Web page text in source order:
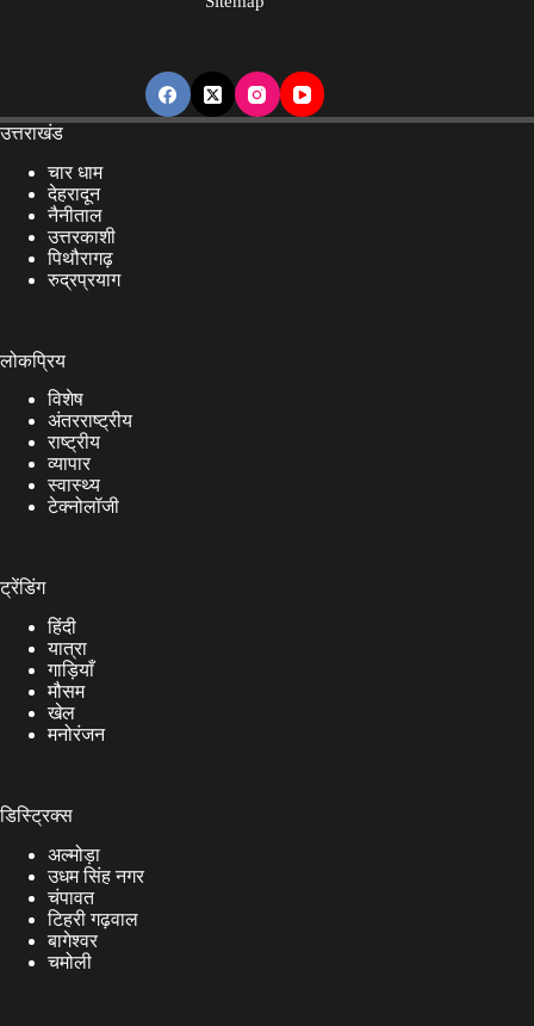
उत्तराखंड
चार धाम
देहरादून
नैनीताल
उत्तरकाशी
पिथौरागढ़
रुद्रप्रयाग
लोकप्रिय
विशेष
अंतरराष्ट्रीय
राष्ट्रीय
व्यापार
स्वास्थ्य
टेक्नोलॉजी
ट्रेंडिंग
हिंदी
यात्रा
गाड़ियाँ
मौसम
खेल
मनोरंजन
डिस्ट्रिक्स
अल्मोड़ा
उधम सिंह नगर
चंपावत
टिहरी गढ़वाल
बागेश्वर
चमोली